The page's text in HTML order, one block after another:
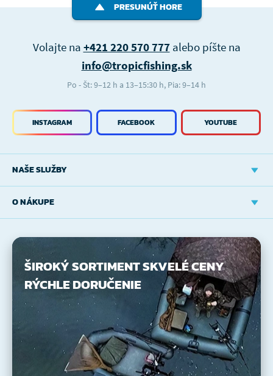
PRESUNÚŤ HORE
NAŠE SLUŽBY
O NÁKUPE
INSTAGRAM FACEBOOK YOUTUBE
Volajte na +421 220 570 777alebo píšte na
info@tropicfishing.sk
Po - Št: 9–12 h a 13–15:30 h, Pia: 9–14 h
ŠIROKÝ SORTIMENTSKVELÉ CENY
RÝCHLE DORUČENIE